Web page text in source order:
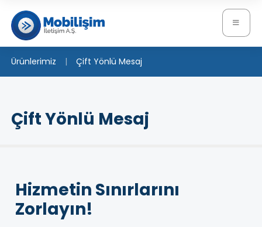
Ürünlerimiz Çift Yönlü Mesaj
Çift Yönlü Mesaj
Hizmetin Sınırlarını
Zorlayın!